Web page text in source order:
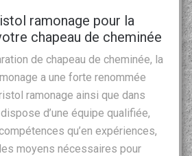
ramonage pour la
chapeau de cheminée
de chapeau de cheminée, la
a une forte renommée
ramonage ainsi que dans
d’une équipe qualifiée,
qu’en expériences,
moyens nécessaires pour